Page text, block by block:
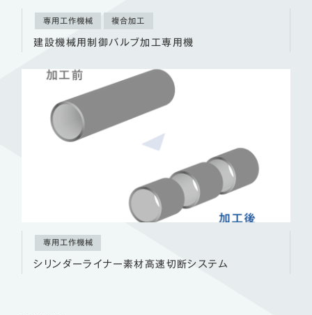
専用工作機械 複合加工
建設機械用制御バルブ加工専用機
専用工作機械
シリンダーライナー素材高速切断システム